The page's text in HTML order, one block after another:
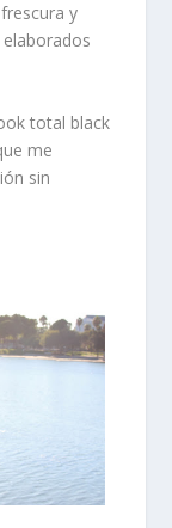
y
total black
me
sin